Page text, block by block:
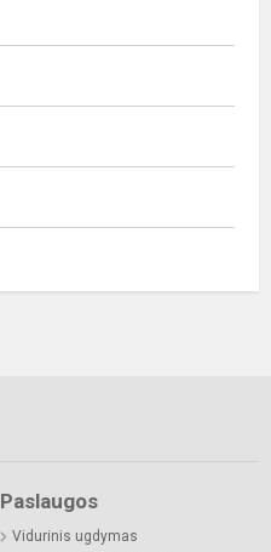
Paslaugos
Vidurinis ugdymas